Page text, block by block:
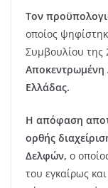
Τον
οποίος
Συμβουλίου της
Αποκεντρωμένη
Ελλάδας.
Η απόφαση
ορθής
Δελφών, ο
του εγκαίρως